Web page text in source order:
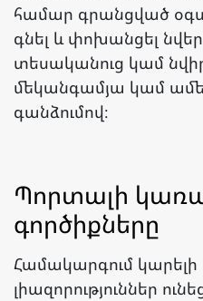
համար գրանցված
գնել և փոխանցել
տեսականուց կամ
մեկանգամյա կամ
գանձումով։
Պորտալի
գործիքները
Համակարգում
լիազորություններ